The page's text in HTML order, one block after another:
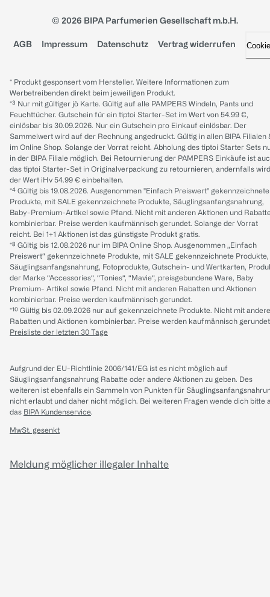
© 2026 BIPA Parfumerien Gesellschaft m.b.H.
AGB Impressum Datenschutz Vertrag widerrufen
* Produkt gesponsert vom Hersteller. Weitere Informationen zum
Werbetreibenden direkt beim jeweiligen Produkt.
*³ Nur mit gültiger jö Karte. Gültig auf alle PAMPERS Windeln, Pants und
Feuchttücher. Gutschein für ein tiptoi Starter-Set im Wert von 54.99 €,
einlösbar bis 30.09.2026. Nur ein Gutschein pro Einkauf einlösbar. Der
Sammelwert wird auf der Rechnung angedruckt. Gültig in allen BIPA Filialen
im Online Shop. Solange der Vorrat reicht. Abholung des tiptoi Starter Sets
in der BIPA Filiale möglich. Bei Retournierung der PAMPERS Einkäufe ist
das tiptoi Starter-Set in Originalverpackung zu retournieren, andernfalls wird
der Wert iHv 54.99 € einbehalten.
*⁴ Gültig bis 19.08.2026. Ausgenommen "Einfach Preiswert" gekennzeichnete
Produkte, mit SALE gekennzeichnete Produkte, Säuglingsanfangsnahrung,
Baby-Premium-Artikel sowie Pfand. Nicht mit anderen Aktionen und
kombinierbar. Preise werden kaufmännisch gerundet. Solange der Vorrat
reicht. Bei 1+1 Aktionen ist das günstigste Produkt gratis.
*⁸ Gültig bis 12.08.2026 nur im BIPA Online Shop. Ausgenommen „Einfach
Preiswert“ gekennzeichnete Produkte, mit SALE gekennzeichnete Produkte,
Säuglingsanfangsnahrung, Fotoprodukte, Gutschein- und Wertkarten,
der Marke “Accessories“, “Tonies“, “Mavie“, preisgebundene Ware, Baby
Premium- Artikel sowie Pfand. Nicht mit anderen Rabatten und Aktionen
kombinierbar. Preise werden kaufmännisch gerundet.
*¹⁰ Gültig bis 02.09.2026 nur auf gekennzeichnete Produkte. Nicht mit
Rabatten und Aktionen kombinierbar. Preise werden kaufmännisch
Preisliste der letzten 30 Tage
Aufgrund der EU-Richtlinie 2006/141/EG ist es nicht möglich auf
Säuglingsanfangsnahrung Rabatte oder andere Aktionen zu geben. Des
weiteren ist ebenfalls ein Sammeln von Punkten für
nicht erlaubt und daher nicht möglich. Bei weiteren Fragen wende dich bitte
das BIPA Kundenservice.
MwSt. gesenkt
Meldung möglicher illegaler Inhalte